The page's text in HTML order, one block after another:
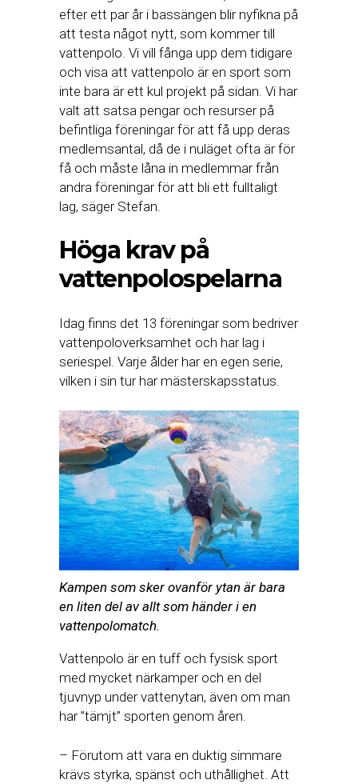
efter ett par år i bassängen blir nyfikna på
att testa något nytt, som kommer till
vattenpolo. Vi vill fånga upp dem tidigare
och visa att vattenpolo är en sport som
inte bara är ett kul projekt på sidan. Vi har
valt att satsa pengar och resurser på
befintliga föreningar för att få upp deras
medlemsantal, då de i nuläget ofta är för
få och måste låna in medlemmar från
andra föreningar för att bli ett fulltaligt
lag, säger Stefan.
Höga krav på
vattenpolospelarna
Idag finns det 13 föreningar som bedriver
vattenpoloverksamhet och har lag i
seriespel. Varje ålder har en egen serie,
vilken i sin tur har mästerskapsstatus.
Kampen som sker ovanför ytan är bara
en liten del av allt som händer i en
vattenpolomatch.
Vattenpolo är en tuff och fysisk sport
med mycket närkamper och en del
tjuvnyp under vattenytan, även om man
har ”tämjt” sporten genom åren.
– Förutom att vara en duktig simmare
krävs styrka, spänst och uthållighet. Att